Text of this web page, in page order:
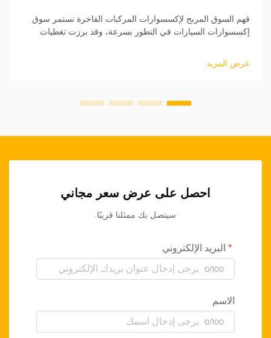
فهم السوق المربح لإكسسوارات المركبات الفاخرة تستمر سوق
إكسسوارات السيارات في التطور بسرعة، وقد برزت تغطيات
للبائعين بالجملة. هذه المنتجات عالية الجودة...
عرض المزيد
احصل على عرض سعر مجاني
سيتصل بك ممثلنا قريبًا.
البريد الإلكتروني
0/100
الاسم
0/100